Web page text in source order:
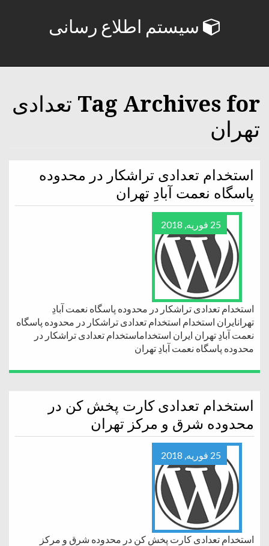
سیستم اطلاع رسانی
Tag Archives for تعدادی
تهران
استخدام تعدادی تراشکار در محدوده
پاسگاه نعمت آبادِ تهران
25 فوریه, 2018
استخدام تعدادی تراشکار در محدوده پاسگاه نعمت آبادِ
تهرانایران استخدام استخدام تعدادی تراشکار در محدوده پاسگاه
نعمت آبادِ تهران ایران استخداماستخدام تعدادی تراشکار در
محدوده پاسگاه نعمت آبادِ تهران
استخدام تعدادی کارت پخش کن در
محدوده شرق و مرکز تهران
25 فوریه, 2018
استخدام تعدادی کارت پخش کن در محدوده شرق و مرکز